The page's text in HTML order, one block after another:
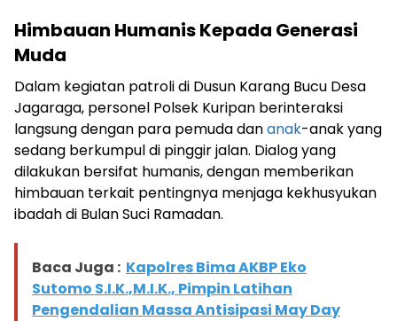
Himbauan Humanis Kepada Generasi
Muda
Dalam kegiatan patroli di Dusun Karang Bucu Desa
Jagaraga, personel Polsek Kuripan berinteraksi
langsung dengan para pemuda dananak-anak yang
sedang berkumpul di pinggir jalan. Dialog yang
dilakukan bersifat humanis, dengan memberikan
himbauan terkait pentingnya menjaga kekhusyukan
ibadah di Bulan Suci Ramadan.
Baca Juga : Kapolres Bima AKBP Eko
Sutomo S.I.K.,M.I.K., Pimpin Latihan
Pengendalian Massa Antisipasi May Day